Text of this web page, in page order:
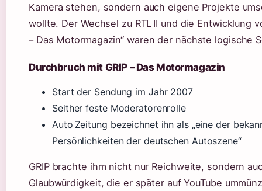
Kamera stehen, sondern auch eigene Projekte
wollte. Der Wechsel zu RTL II und die Entwicklung
– Das Motormagazin“ waren der nächste logische
Durchbruch mit GRIP – Das Motormagazin
Start der Sendung im Jahr 2007
Seither feste Moderatorenrolle
Auto Zeitung bezeichnet ihn als „eine der
Persönlichkeiten der deutschen Autoszene“
GRIP brachte ihm nicht nur Reichweite, sondern
Glaubwürdigkeit, die er später auf YouTube